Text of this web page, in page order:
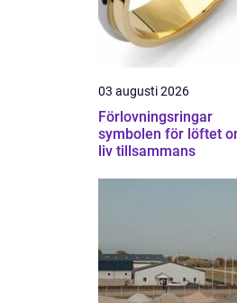
03 augusti 2026
Förlovningsringar
symbolen för löftet
liv tillsammans